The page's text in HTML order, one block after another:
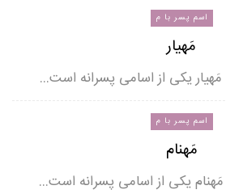
اسم پسر با م
مَهیار
مَهیار یکی از اسامی پسرانه است…
اسم پسر با م
مَهنام
مَهنام یکی از اسامی پسرانه است…